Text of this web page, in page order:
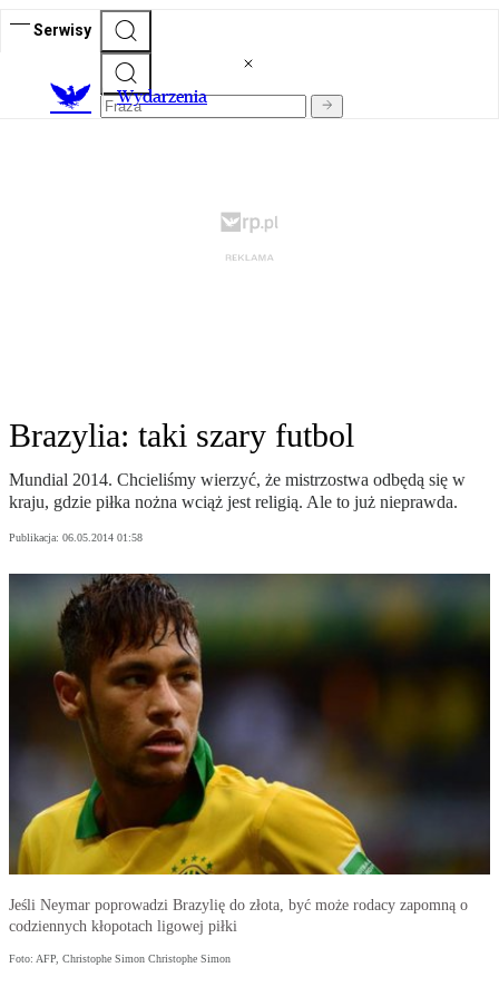
Serwisy
Wydarzenia
Brazylia: taki szary futbol
Mundial 2014. Chcieliśmy wierzyć, że mistrzostwa odbędą się w
kraju, gdzie piłka nożna wciąż jest religią. Ale to już nieprawda.
Publikacja: 06.05.2014 01:58
Jeśli Neymar poprowadzi Brazylię do złota, być może rodacy zapomną o
codziennych kłopotach ligowej piłki
Foto: AFP, Christophe Simon Christophe Simon